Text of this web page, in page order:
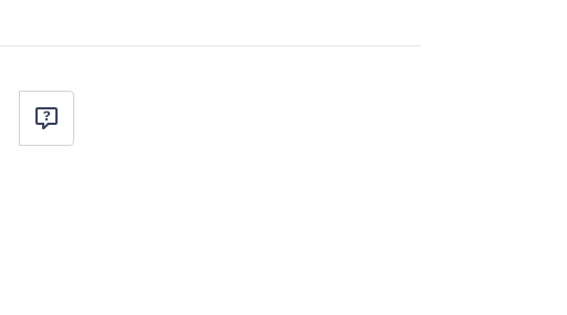
listesine eklee-posta ile gönder
Soru sor